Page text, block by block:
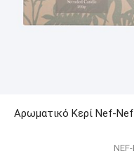
Αρωματικό Κερί Nef-